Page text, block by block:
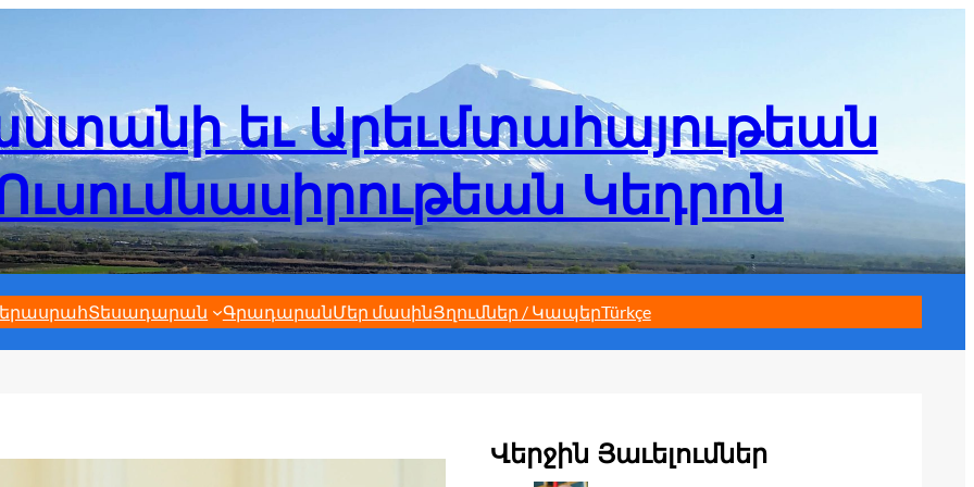
եւ Արեւմտահայութեան
Կեդրոն
Տեսադարան ԳրադարանՄեր մասինՅղումներ / ԿապերTürkçe
Վերջին Յաւելումներ